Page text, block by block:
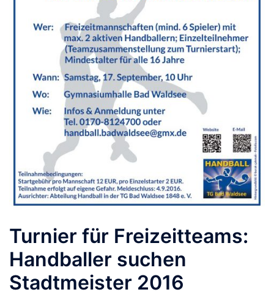
Turnier für Freizeitteams:
Handballer suchen
Stadtmeister 2016